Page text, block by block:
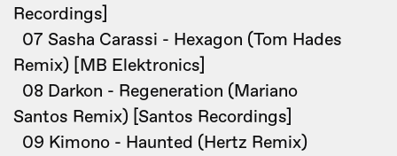
Recordings]
07 Sasha Carassi - Hexagon (Tom Hades
Remix) [MB Elektronics]
08 Darkon - Regeneration (Mariano
Santos Remix) [Santos Recordings]
09 Kimono - Haunted (Hertz Remix)